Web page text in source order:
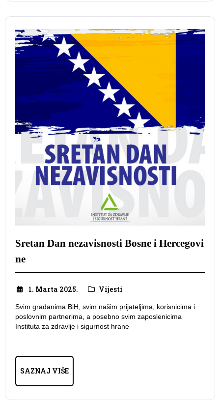
Sretan Dan nezavisnosti Bosne i Hercegovi
ne
1. Marta 2025. Vijesti
Svim građanima BiH, svim našim prijateljima, korisnicima i
poslovnim partnerima, a posebno svim zaposlenicima
Instituta za zdravlje i sigurnost hrane
SAZNAJ VIŠE